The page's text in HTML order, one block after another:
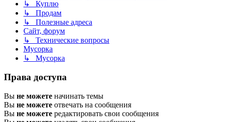
↳ Куплю
↳ Продам
↳ Полезные адреса
Сайт, форум
↳ Технические вопросы
Мусорка
↳ Мусорка
Права доступа
Вы не можете начинать темы
Вы не можете отвечать на сообщения
Вы не можете редактировать свои сообщения